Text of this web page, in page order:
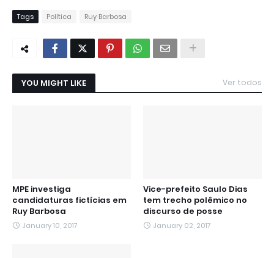
Tags Política Ruy Barbosa
YOU MIGHT LIKE Ver todos
MPE investiga
candidaturas fictícias em
Ruy Barbosa
January 10, 2017
Vice-prefeito Saulo Dias
tem trecho polêmico no
discurso de posse
January 02, 2017